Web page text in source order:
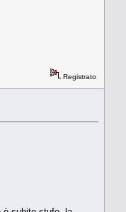
Registrato